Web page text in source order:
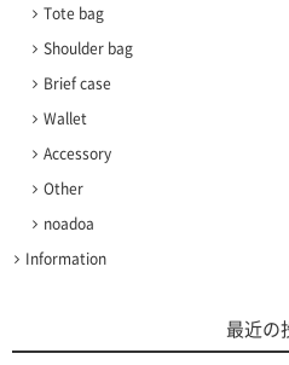
Tote bag
Shoulder bag
Brief case
Wallet
Accessory
Other
noadoa
Information
最近の